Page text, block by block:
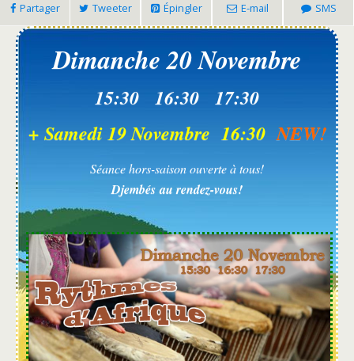
Partager Tweeter Épingler E-mail SMS
Dimanche 20 Novembre
15:30 16:30 17:30
+ Samedi 19 Novembre 16:30NEW!
Séance hors-saison ouverte à tous!
Djembés au rendez-vous!